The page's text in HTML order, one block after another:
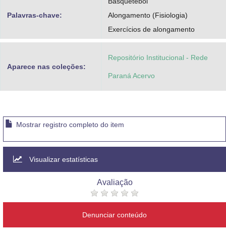
Palavras-chave:
Alongamento (Fisiologia)
Exercícios de alongamento
Aparece nas coleções:
Repositório Institucional - Rede
Paraná Acervo
Mostrar registro completo do item
Visualizar estatísticas
Avaliação
Denunciar conteúdo